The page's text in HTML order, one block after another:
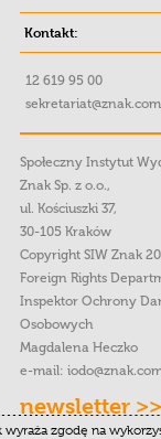
Kontakt:
12 619 95 00
Społeczny Instytut
Znak Sp. z o.o.,
ul. Kościuszki 37,
30-105 Kraków
Copyright SIW Znak
Foreign Rights
Inspektor Ochrony
Osobowych
Magdalena Heczko
e-mail:
newsletter >>
wyraża zgodę na